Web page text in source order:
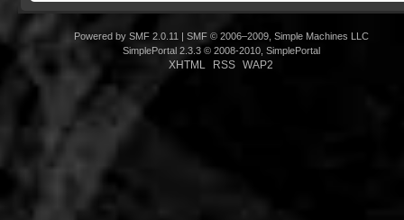
Powered by SMF 2.0.11
SMF © 2006–2009, Simple Machines LLC
SimplePortal 2.3.3 © 2008-2010, SimplePortal
XHTML RSS WAP2